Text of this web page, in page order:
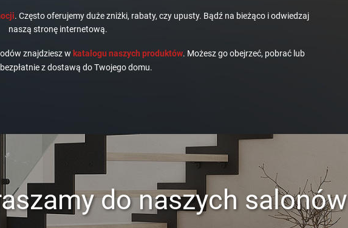
. Często oferujemy duże zniżki, rabaty, czy upusty. Bądź na bieżąco i odwiedzaj
naszą stronę internetową.
znajdziesz w katalogu naszych produktów. Możesz go obejrzeć, pobrać lub
z dostawą do Twojego domu.
do naszych salonów